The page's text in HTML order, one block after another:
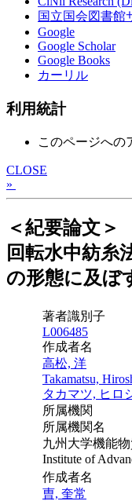
国立国会図書館
Google
Google Scholar
Google Books
カーリル
利用統計
このページへの
CLOSE
»
＜紀要論文＞
回転水中紡糸
の形態に及ぼ
著者識別子
L006485
作成者名
高松, 洋
Takamatsu,
タカマツ, ヒロ
所属機関
所属機関名
九州大学機能
Institute of
作成者名
曺, 奎常